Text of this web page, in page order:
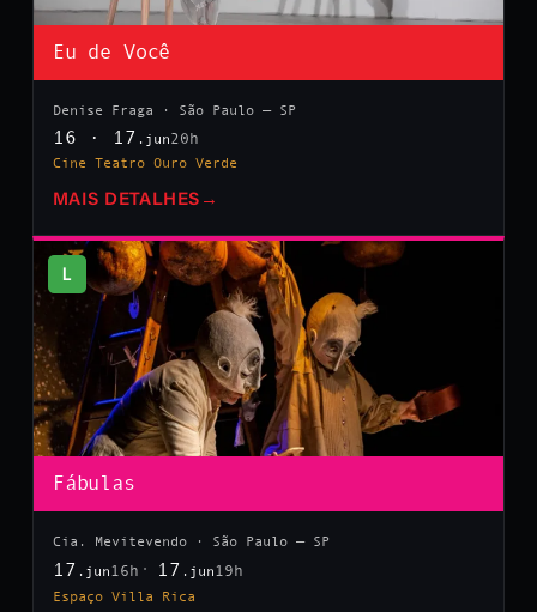
Eu de Você
Denise Fraga · São Paulo — SP
16 · 17 .jun20h
Cine Teatro Ouro Verde
MAIS DETALHES →
L
Fábulas
Cia. Mevitevendo · São Paulo — SP
17 .jun 16h 17 .jun 19h
Espaço Villa Rica